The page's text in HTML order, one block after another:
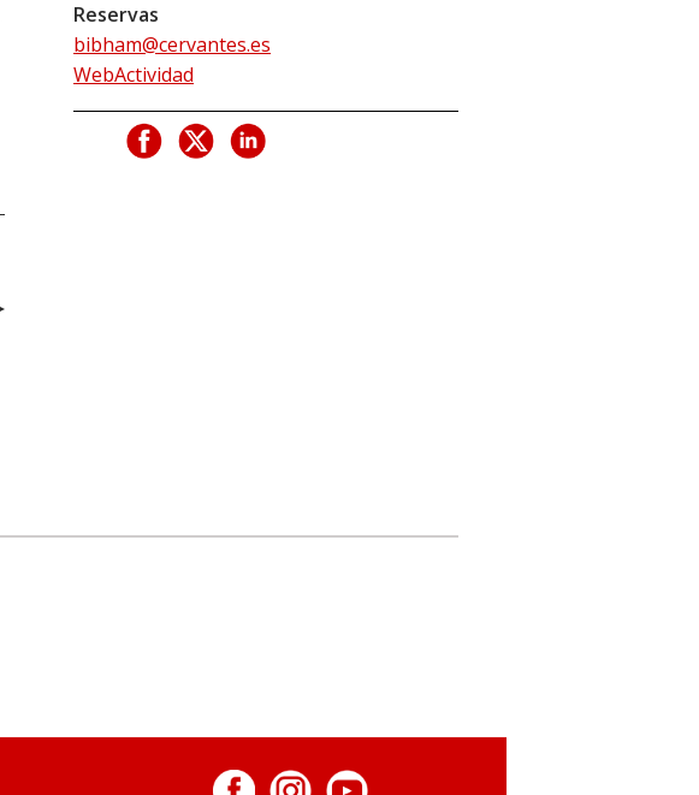
Reservas
bibham@cervantes.es
WebActividad